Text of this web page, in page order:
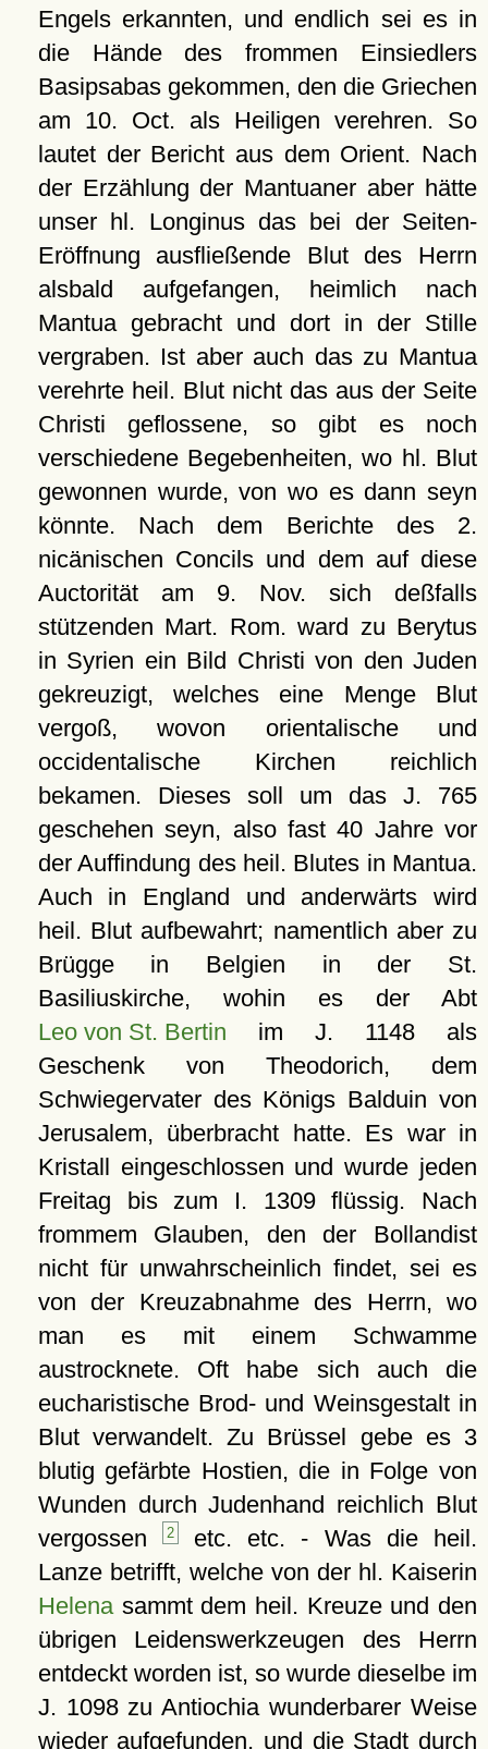
Engels erkannten, und endlich sei es in
die Hände des frommen Einsiedlers
Basipsabas gekommen, den die Griechen
am 10. Oct. als Heiligen verehren. So
lautet der Bericht aus dem Orient. Nach
der Erzählung der Mantuaner aber hätte
unser hl. Longinus das bei der Seiten-
Eröffnung ausfließende Blut des Herrn
alsbald aufgefangen, heimlich nach
Mantua gebracht und dort in der Stille
vergraben. Ist aber auch das zu Mantua
verehrte heil. Blut nicht das aus der Seite
Christi geflossene, so gibt es noch
verschiedene Begebenheiten, wo hl. Blut
gewonnen wurde, von wo es dann seyn
könnte. Nach dem Berichte des 2.
nicänischen Concils und dem auf diese
Auctorität am 9. Nov. sich deßfalls
stützenden Mart. Rom. ward zu Berytus
in Syrien ein Bild Christi von den Juden
gekreuzigt, welches eine Menge Blut
vergoß, wovon orientalische und
occidentalische Kirchen reichlich
bekamen. Dieses soll um das J. 765
geschehen seyn, also fast 40 Jahre vor
der Auffindung des heil. Blutes in Mantua.
Auch in England und anderwärts wird
heil. Blut aufbewahrt; namentlich aber zu
Brügge in Belgien in der St.
Basiliuskirche, wohin es der Abt
Leo von St. Bertin im J. 1148 als
Geschenk von Theodorich, dem
Schwiegervater des Königs Balduin von
Jerusalem, überbracht hatte. Es war in
Kristall eingeschlossen und wurde jeden
Freitag bis zum I. 1309 flüssig. Nach
frommem Glauben, den der Bollandist
nicht für unwahrscheinlich findet, sei es
von der Kreuzabnahme des Herrn, wo
man es mit einem Schwamme
austrocknete. Oft habe sich auch die
eucharistische Brod- und Weinsgestalt in
Blut verwandelt. Zu Brüssel gebe es 3
blutig gefärbte Hostien, die in Folge von
Wunden durch Judenhand reichlich Blut
vergossen
2 etc. etc. - Was die heil.
Lanze betrifft, welche von der hl. Kaiserin
Helenasammt dem heil. Kreuze und den
übrigen Leidenswerkzeugen des Herrn
entdeckt worden ist, so wurde dieselbe im
J. 1098 zu Antiochia wunderbarer Weise
wieder aufgefunden, und die Stadt durch